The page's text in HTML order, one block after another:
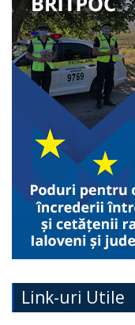
Link-uri Utile